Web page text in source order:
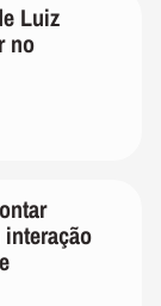
Luiz
no